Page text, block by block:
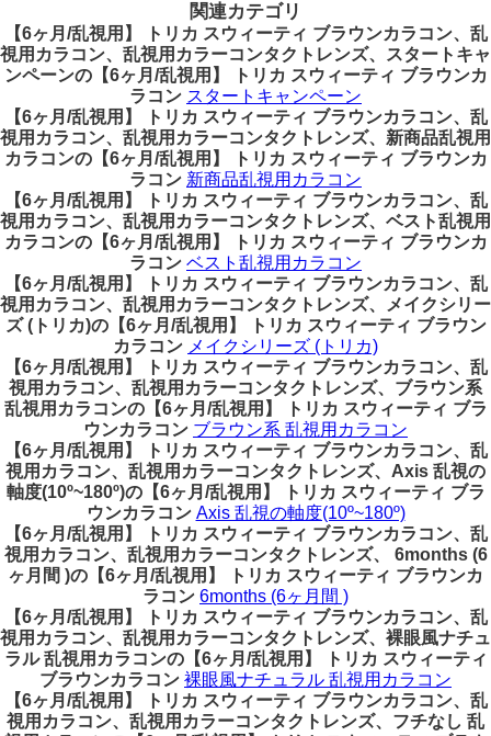
関連カテゴリ
【6ヶ月/乱視用】 トリカ スウィーティ ブラウンカラコン、乱
視用カラコン、乱視用カラーコンタクトレンズ、スタートキャ
ンペーンの【6ヶ月/乱視用】 トリカ スウィーティ ブラウンカ
ラコン スタートキャンペーン
【6ヶ月/乱視用】 トリカ スウィーティ ブラウンカラコン、乱
視用カラコン、乱視用カラーコンタクトレンズ、新商品乱視用
カラコンの【6ヶ月/乱視用】 トリカ スウィーティ ブラウンカ
ラコン 新商品乱視用カラコン
【6ヶ月/乱視用】 トリカ スウィーティ ブラウンカラコン、乱
視用カラコン、乱視用カラーコンタクトレンズ、ベスト乱視用
カラコンの【6ヶ月/乱視用】 トリカ スウィーティ ブラウンカ
ラコン ベスト乱視用カラコン
【6ヶ月/乱視用】 トリカ スウィーティ ブラウンカラコン、乱
視用カラコン、乱視用カラーコンタクトレンズ、メイクシリー
ズ (トリカ)の【6ヶ月/乱視用】 トリカ スウィーティ ブラウン
カラコン メイクシリーズ (トリカ)
【6ヶ月/乱視用】 トリカ スウィーティ ブラウンカラコン、乱
視用カラコン、乱視用カラーコンタクトレンズ、ブラウン系
乱視用カラコンの【6ヶ月/乱視用】 トリカ スウィーティ ブラ
ウンカラコン ブラウン系 乱視用カラコン
【6ヶ月/乱視用】 トリカ スウィーティ ブラウンカラコン、乱
視用カラコン、乱視用カラーコンタクトレンズ、Axis 乱視の
軸度(10º~180º)の【6ヶ月/乱視用】 トリカ スウィーティ ブラ
ウンカラコン Axis 乱視の軸度(10º~180º)
【6ヶ月/乱視用】 トリカ スウィーティ ブラウンカラコン、乱
視用カラコン、乱視用カラーコンタクトレンズ、 6months (6
ヶ月間 )の【6ヶ月/乱視用】 トリカ スウィーティ ブラウンカ
ラコン 6months (6ヶ月間 )
【6ヶ月/乱視用】 トリカ スウィーティ ブラウンカラコン、乱
視用カラコン、乱視用カラーコンタクトレンズ、裸眼風ナチュ
ラル 乱視用カラコンの【6ヶ月/乱視用】 トリカ スウィーティ
ブラウンカラコン 裸眼風ナチュラル 乱視用カラコン
【6ヶ月/乱視用】 トリカ スウィーティ ブラウンカラコン、乱
視用カラコン、乱視用カラーコンタクトレンズ、フチなし 乱